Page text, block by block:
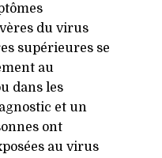
du virus
supérieures se
au
dans les
et un
ont
au virus